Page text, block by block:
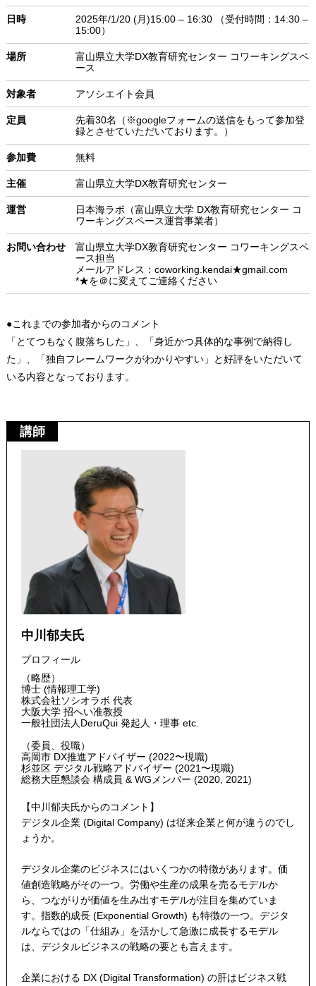
日時
2025年/1/20 (月)15:00 – 16:30 （受付時間：14:30 –
15:00）
場所
富山県立大学DX教育研究センター コワーキングスペ
ース
対象者 アソシエイト会員
定員
先着30名（※googleフォームの送信をもって参加登
録とさせていただいております。）
参加費 無料
主催 富山県立大学DX教育研究センター
運営
日本海ラボ（富山県立大学 DX教育研究センター コ
ワーキングスペース運営事業者）
お問い合わせ
富山県立大学DX教育研究センター コワーキングスペ
ース担当
メールアドレス：coworking.kendai★gmail.com
*★を＠に変えてご連絡ください
●これまでの参加者からのコメント
「とてつもなく腹落ちした」、「身近かつ具体的な事例で納得し
た」、「独自フレームワークがわかりやすい」と好評をいただいて
いる内容となっております。
講師
中川郁夫氏
プロフィール
（略歴）
博士 (情報理工学)
株式会社ソシオラボ 代表
大阪大学 招へい准教授
一般社団法人DeruQui 発起人・理事 etc.
（委員、役職）
高岡市 DX推進アドバイザー (2022〜現職)
杉並区 デジタル戦略アドバイザー (2021〜現職)
総務大臣懇談会 構成員 & WGメンバー (2020, 2021)
【中川郁夫氏からのコメント】
デジタル企業 (Digital Company) は従来企業と何が違うのでし
ょうか。
デジタル企業のビジネスにはいくつかの特徴があります。価
値創造戦略がその一つ。労働や生産の成果を売るモデルか
ら、つながりが価値を生み出すモデルが注目を集めていま
す。指数的成長 (Exponential Growth) も特徴の一つ。デジタ
ルならではの「仕組み」を活かして急激に成長するモデル
は、デジタルビジネスの戦略の要とも言えます。
企業における DX (Digital Transformation) の肝はビジネス戦